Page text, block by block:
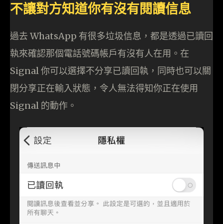
不讓對方知道你有沒有閱讀信息
過去 WhatsApp 有很多垃圾信息，都是透過已讀回
執來確認那個電話號碼帳戶有沒有人在用。在
Signal 你可以選擇不分享已讀回執，同時也可以關
閉分享正在輸入狀態，令人無法得知你正在使用
Signal 的動作。